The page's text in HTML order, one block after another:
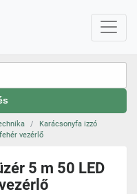
Karácsonyfa izzó
vezérlő
5 m 50 LED